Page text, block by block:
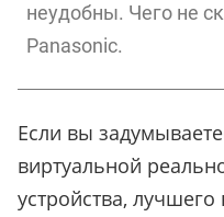
неудобны. Чего не
Panasonic.
Если вы
виртуальной
устройства,